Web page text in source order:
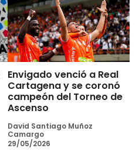
Envigado venció a Real
Cartagena y se coronó
campeón del Torneo de
Ascenso
David Santiago Muñoz
Camargo
29/05/2026